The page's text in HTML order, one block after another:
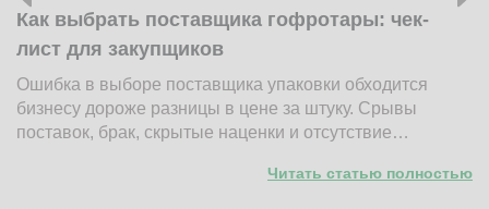
Как выбрать поставщика гофротары: чек-
лист для закупщиков
Ошибка в выборе поставщика упаковки обходится
бизнесу дороже разницы в цене за штуку. Срывы
поставок, брак, скрытые наценки и отсутствие…
Читать статью полностью